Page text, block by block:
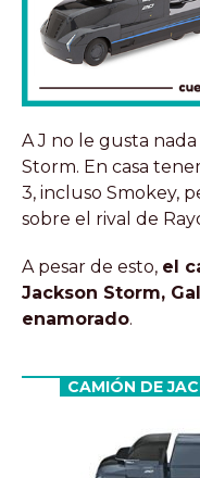
A J no le gusta
Storm. En casa
3, incluso Smokey,
sobre el rival de
A pesar de esto, el
Jackson Storm,
enamorado.
CAMIÓN DE